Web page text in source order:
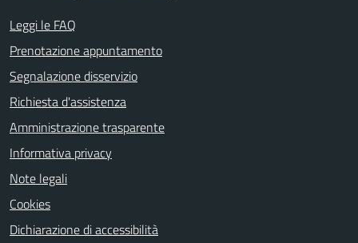
Leggi le FAQ
Prenotazione appuntamento
Segnalazione disservizio
Richiesta d'assistenza
Amministrazione trasparente
Informativa privacy
Note legali
Cookies
Dichiarazione di accessibilità